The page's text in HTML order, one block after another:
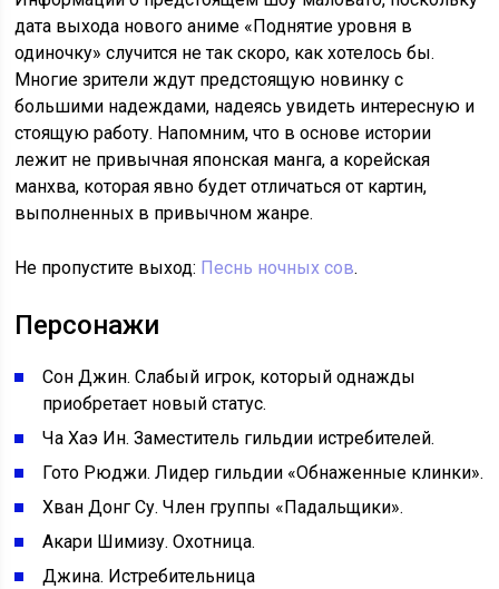
дата выхода нового аниме «Поднятие уровня в
одиночку» случится не так скоро, как хотелось бы.
Многие зрители ждут предстоящую новинку с
большими надеждами, надеясь увидеть интересную и
стоящую работу. Напомним, что в основе истории
лежит не привычная японская манга, а корейская
манхва, которая явно будет отличаться от картин,
выполненных в привычном жанре.
Не пропустите выход: Песнь ночных сов.
Персонажи
Сон Джин. Слабый игрок, который однажды
приобретает новый статус.
Ча Хаэ Ин. Заместитель гильдии истребителей.
Гото Рюджи. Лидер гильдии «Обнаженные клинки».
Хван Донг Су. Член группы «Падальщики».
Акари Шимизу. Охотница.
Джина. Истребительница